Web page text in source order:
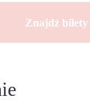
Znajdź bilety